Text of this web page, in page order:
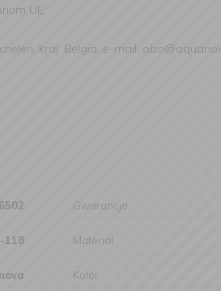
UE:
kraj: Belgia, e-mail:
118
Gwarancja
Materiał
Kolor